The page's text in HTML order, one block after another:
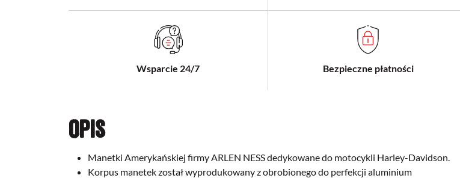
Wsparcie 24/7 Bezpieczne płatności
Opis
Manetki Amerykańskiej firmy ARLEN NESS dedykowane do motocykli Harley-Davidson.
Korpus manetek został wyprodukowany z obrobionego do perfekcji aluminium